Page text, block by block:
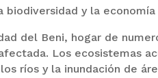
biodiversidad y la economía
del Beni, hogar de
Los ecosistemas
ríos y la inundación de